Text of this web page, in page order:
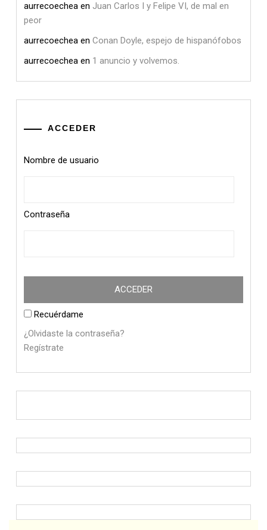
aurrecoechea en Juan Carlos I y Felipe VI, de mal en
peor
aurrecoechea en Conan Doyle, espejo de hispanófobos
aurrecoechea en 1 anuncio y volvemos.
ACCEDER
Nombre de usuario
Contraseña
Recuérdame
¿Olvidaste la contraseña?
Regístrate